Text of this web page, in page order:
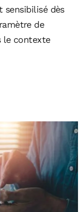
sensibilisé dès
de
le contexte